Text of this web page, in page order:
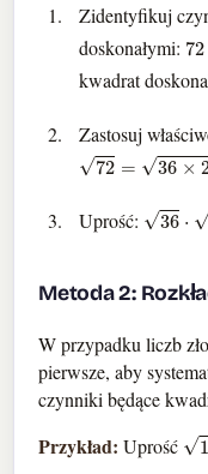
Zidentyfikuj
doskonałymi: 72
kwadrat
Zastosuj
72=36 ×2 =36⋅2
Uprość: 36⋅2= 2
Metoda 2:
W przypadku liczb
pierwsze, aby
czynniki będące
Przykład: Uprość